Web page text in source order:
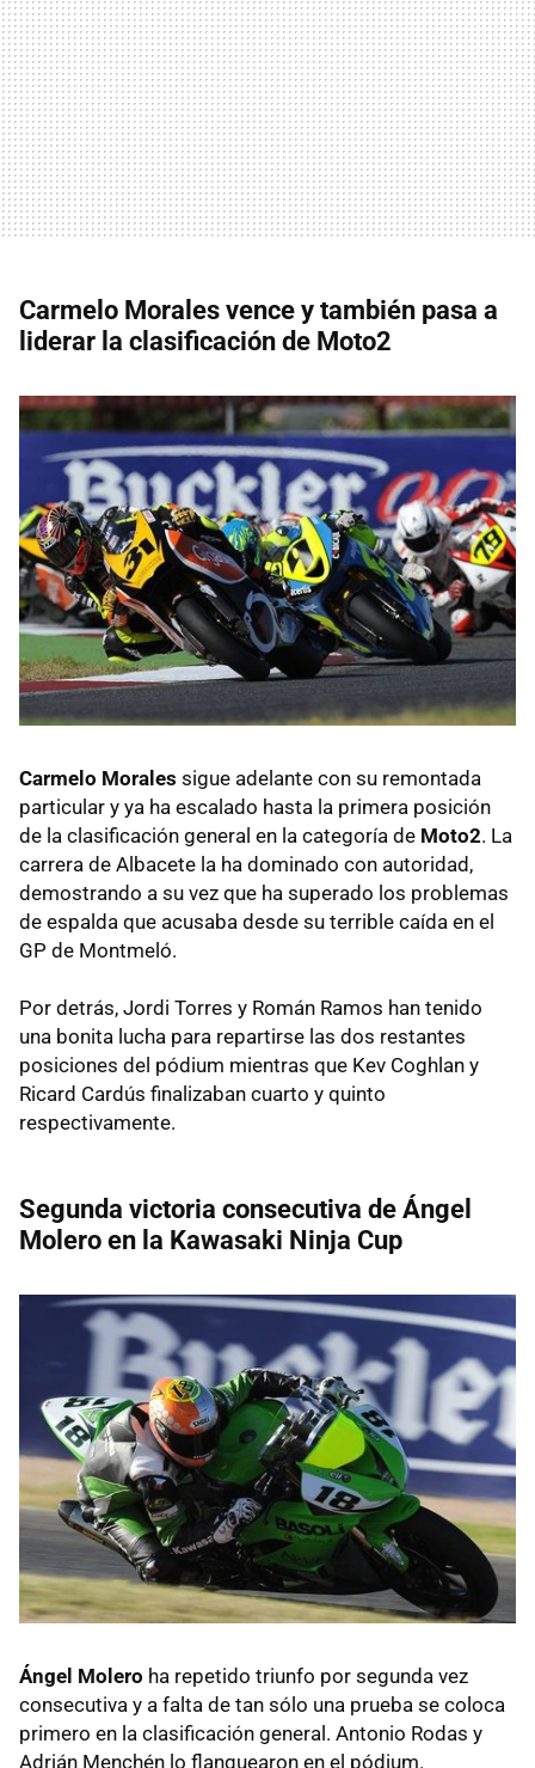
Carmelo Morales vence y también pasa a
liderar la clasificación de Moto2
Carmelo Morales sigue adelante con su remontada
particular y ya ha escalado hasta la primera posición
de la clasificación general en la categoría de Moto2. La
carrera de Albacete la ha dominado con autoridad,
demostrando a su vez que ha superado los problemas
de espalda que acusaba desde su terrible caída en el
GP de Montmeló.
Por detrás, Jordi Torres y Román Ramos han tenido
una bonita lucha para repartirse las dos restantes
posiciones del pódium mientras que Kev Coghlan y
Ricard Cardús finalizaban cuarto y quinto
respectivamente.
Segunda victoria consecutiva de Ángel
Molero en la Kawasaki Ninja Cup
Ángel Molero ha repetido triunfo por segunda vez
consecutiva y a falta de tan sólo una prueba se coloca
primero en la clasificación general. Antonio Rodas y
Adrián Menchén lo flanquearon en el pódium.